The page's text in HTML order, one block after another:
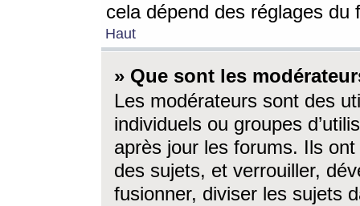
cela dépend des réglages du
Haut
» Que sont les
Les modérateurs sont des
individuels ou groupes
après jour les forums. Ils ont
des sujets, et verrouiller,
fusionner, diviser les sujets